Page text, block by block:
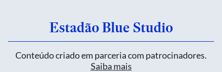
Estadão Blue Studio
Conteúdo criado em parceria com patrocinadores.
Saiba mais